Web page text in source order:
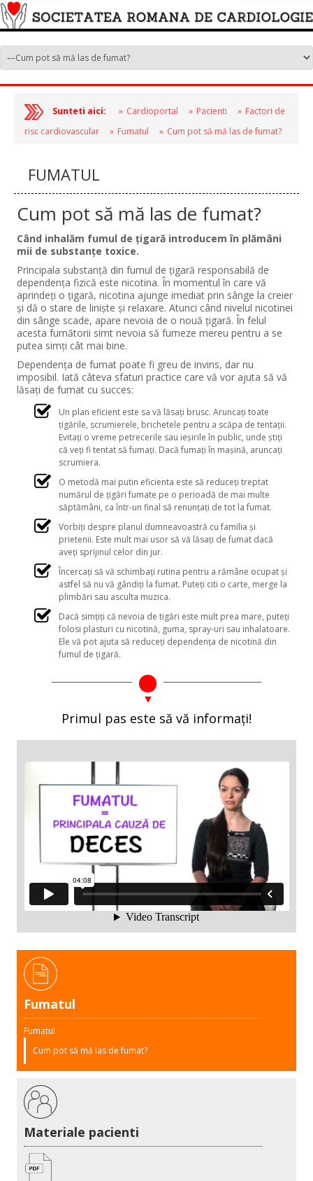
Sunteti aici: Cardioportal Pacienti
Factori de
risc cardiovascular
Fumatul Cum pot să mă las de fumat?
FUMATUL
Cum pot să mă las de fumat?
Când inhalăm fumul de ţigară introducem în plămâni
mii de substanţe toxice.
Principala substanţă din fumul de ţigară responsabilă de
dependenţa fizică este nicotina. În momentul în care vă
aprindeţi o ţigară, nicotina ajunge imediat prin sânge la creier
şi dă o stare de linişte şi relaxare. Atunci când nivelul nicotinei
din sânge scade, apare nevoia de o nouă ţigară. În felul
acesta fumătorii simt nevoia să fumeze mereu pentru a se
putea simţi cât mai bine.
Dependenţa de fumat poate fi greu de invins, dar nu
imposibil. Iată câteva sfaturi practice care vă vor ajuta să vă
lăsaţi de fumat cu succes:
Un plan eficient este sa vă lăsaţi brusc. Aruncaţi toate
ţigările, scrumierele, brichetele pentru a scăpa de tentaţii.
Evitaţi o vreme petrecerile sau ieşirile în public, unde ştiţi
că veţi fi tentat să fumaţi. Dacă fumaţi în maşină, aruncaţi
scrumiera.
O metodă mai putin eficienta este să reduceţi treptat
numărul de ţigări fumate pe o perioadă de mai multe
săptămâni, ca într-un final să renunţaţi de tot la fumat.
Vorbiţi despre planul dumneavoastră cu familia şi
prietenii. Este mult mai usor să vă lăsaţi de fumat dacă
aveţi sprijinul celor din jur.
Încercaţi să vă schimbaţi rutina pentru a rămâne ocupat şi
astfel să nu vă gândiţi la fumat. Puteţi citi o carte, merge la
plimbări sau asculta muzica.
Dacă simţiţi că nevoia de tigări este mult prea mare, puteţi
folosi plasturi cu nicotină, guma, spray-uri sau inhalatoare.
Ele vă pot ajuta să reduceţi dependenţa de nicotină din
fumul de ţigară.
Primul pas este să vă informați!
Fumatul
Fumatul
Cum pot să mă las de fumat?
Materiale pacienti